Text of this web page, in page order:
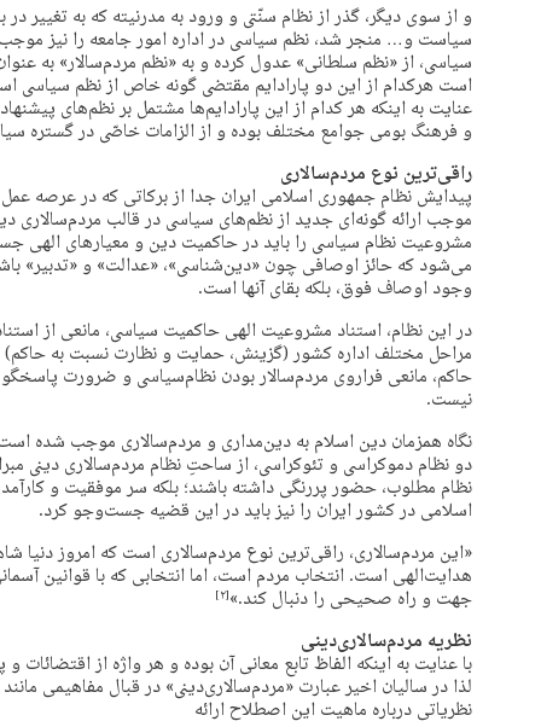
و از سوی دیگر، گذر از نظام سنّتی و ورود به مدرنیته که به تغییر
سیاست و… منجر شد، نظم سیاسی در اداره امور جامعه را نیز
سیاسی، از «نظم سلطانی» عدول کرده و به «نظم‌ مردم‌سالار» به
است هرکدام از این دو پارادایم مقتضی گونه خاص از نظم سیاسی
عنایت به اینکه هر کدام از این پارادایم‌ها مشتمل بر نظم‌های
و فرهنگ بومی جوامع مختلف بوده و از الزامات خاصّی در گستره
راقی‌ترین نوع مردم‌سالاری
پیدایش نظام جمهوری ‌اسلامی ایران جدا از برکاتی که در عرصه
موجب ارائه گونه‌ای جدید از نظم‌های سیاسی در قالب
مشروعیت نظام سیاسی را باید در حاکمیت دین و معیارهای الهی
می‌شود که حائز اوصافی چون «دین‌‌شناسی»، «عدالت» و «تدبیر»
وجود اوصاف فوق، بلکه بقای آنها است.
در این نظام، استناد مشروعیت الهی حاکمیت سیاسی، مانعی از
مراحل مختلف اداره کشور (گزینش، حمایت و نظارت نسبت به حاکم)
حاکم، مانعی فراروی مردم‌سالار‌ بودن نظام‌سیاسی و ضرورت
نیست.
نگاه همزمان دین اسلام به دین‌مداری و مردم‌‌سالاری موجب شده
دو نظام دموکراسی و تئوکراسی، از ساحتِ نظام مردم‌سالاری دینی
نظام مطلوب، حضور پررنگی داشته باشند؛ بلکه سر موفقیت و
‌اسلامی در کشور ایران را نیز باید در این قضیه جست‌وجو کرد.
«این مردم‌سالاری‌، راقی‌ترین نوع مردم‌سالاری‌ است که امروز دنیا
هدایت‌الهی است. انتخاب مردم است، اما انتخابی که با قوانین
جهت و راه صحیحی را دنبال کند.»‏[۲]‎
نظریه مردم‌سالاری‌دینی
با عنایت به اینکه الفاظ تابع معانی آن بوده و هر واژه از
لذا در سالیان اخیر عبارت «مردم‌سالاری‌دینی» در قبال مفاهیمی
نظریاتی درباره ماهیت این اصطلاح ارائه